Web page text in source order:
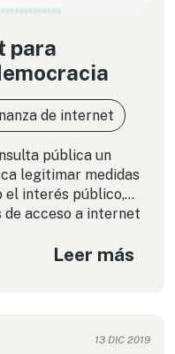
para
de internet
pública un
legitimar medidas
el interés público,
de acceso a internet
use internet como
Leer más
13 DIC 2019